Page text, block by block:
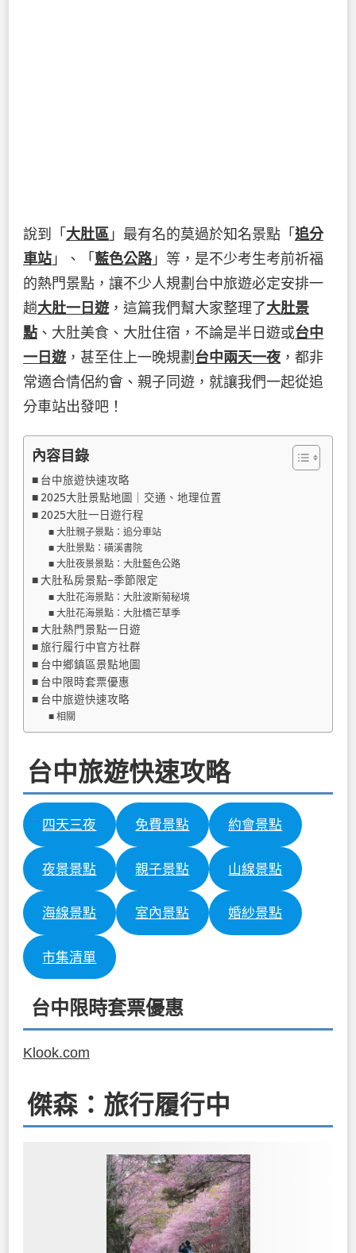
說到「 大肚區 」最有名的莫過於知名景點「 追分
車站 」、「 藍色公路」等，是不少考生考前祈福
的熱門景點，讓不少人規劃台中旅遊必定安排一
趟大肚一日遊 ，這篇我們幫大家整理了大肚景
點 、大肚美食、大肚住宿，不論是半日遊或台中
一日遊 ，甚至住上一晚規劃 台中兩天一夜 ，都非
常適合情侶約會、親子同遊，就讓我們一起從追
分車站出發吧！
內容目錄
台中旅遊快速攻略
2025大肚景點地圖｜交通、地理位置
2025大肚一日遊行程
大肚親子景點：追分車站
大肚景點：磺溪書院
大肚夜景景點：大肚藍色公路
大肚私房景點−季節限定
大肚花海景點：大肚波斯菊秘境
大肚花海景點：大肚橋芒草季
大肚熱門景點一日遊
旅行履行中官方社群
台中鄉鎮區景點地圖
台中限時套票優惠
台中旅遊快速攻略
相關
台中旅遊快速攻略
四天三夜 免費景點 約會景點
夜景景點 親子景點 山線景點
海線景點 室內景點 婚紗景點
市集清單
台中限時套票優惠
Klook.com
傑森：旅行履行中